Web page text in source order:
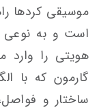
موسیقی کردها
است و به نوعی
هویتی را وارد
گارمون که با
ساختار و